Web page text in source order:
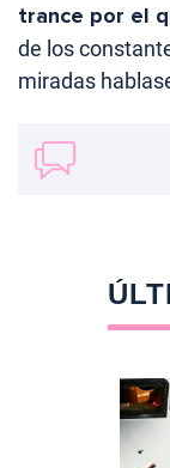
trance por el
de los
miradas